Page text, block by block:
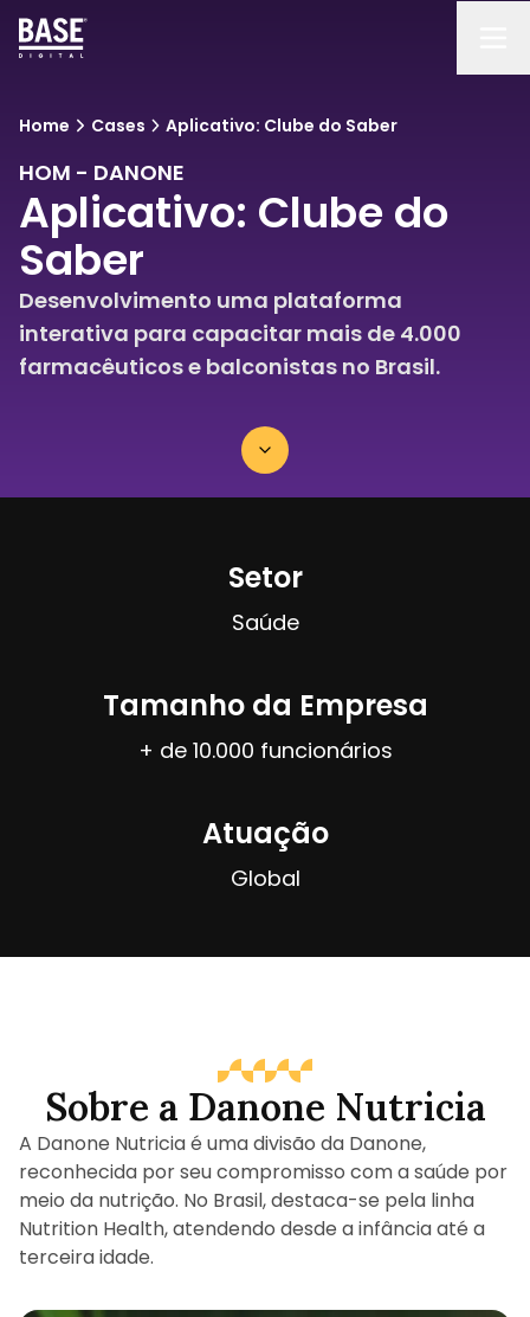
Home Cases Aplicativo: Clube do Saber
HOM - DANONE
Aplicativo: Clube do
Saber
Desenvolvimento uma plataforma
interativa para capacitar mais de 4.000
farmacêuticos e balconistas no Brasil.
Setor
Saúde
Tamanho da Empresa
+ de 10.000 funcionários
Atuação
Global
Sobre a Danone Nutricia
A Danone Nutricia é uma divisão da Danone,
reconhecida por seu compromisso com a saúde por
meio da nutrição. No Brasil, destaca-se pela linha
Nutrition Health, atendendo desde a infância até a
terceira idade.